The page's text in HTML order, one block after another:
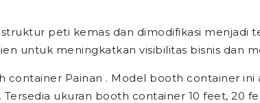
peti kemas dan dimodifikasi menjadi
untuk meningkatkan visibilitas bisnis dan
Painan . Model booth container ini
ukuran booth container 10 feet, 20